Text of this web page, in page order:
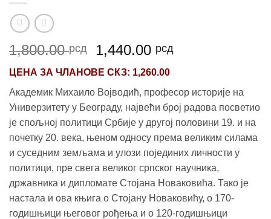
1,800.00рсд
Оригинална
је
била:
1,800.00 рсд.
1,440.00 рсдТренутна
1,440.00 рсд.
ЦЕНА ЗА ЧЛАНОВЕ СКЗ: 1,260.00
Академик Михаило Војводић, професор историје на
Универзитету у Београду, највећи број радова посветио
је спољној политици Србије у другој половини 19. и на
почетку 20. века, њеном односу према великим силама
и суседним земљама и улози појединих личности у
политици, пре свега великог српског научника,
државника и дипломате Стојана Новаковића. Тако је
настала и ова књига о Стојану Новаковићу, о 170-
годишњици његовог рођења и о 120-годишњици